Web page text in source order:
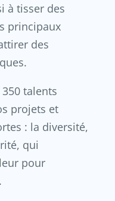
à tisser des
principaux
des
talents
projets et
: la diversité,
qui
pour